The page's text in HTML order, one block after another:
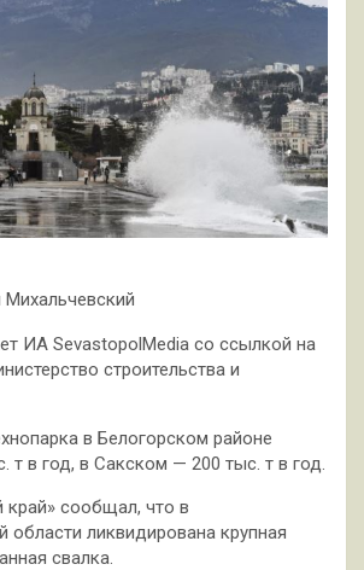
ИА SevastopolMedia со ссылкой на
строительства и
в Белогорском районе
т в год, в Сакском — 200 тыс. т в год.
край» сообщал, что в
области ликвидирована крупная
свалка.